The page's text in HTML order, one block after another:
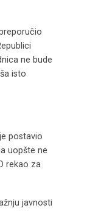
ne bude
isto
postavio
uopšte ne
rekao za
javnosti